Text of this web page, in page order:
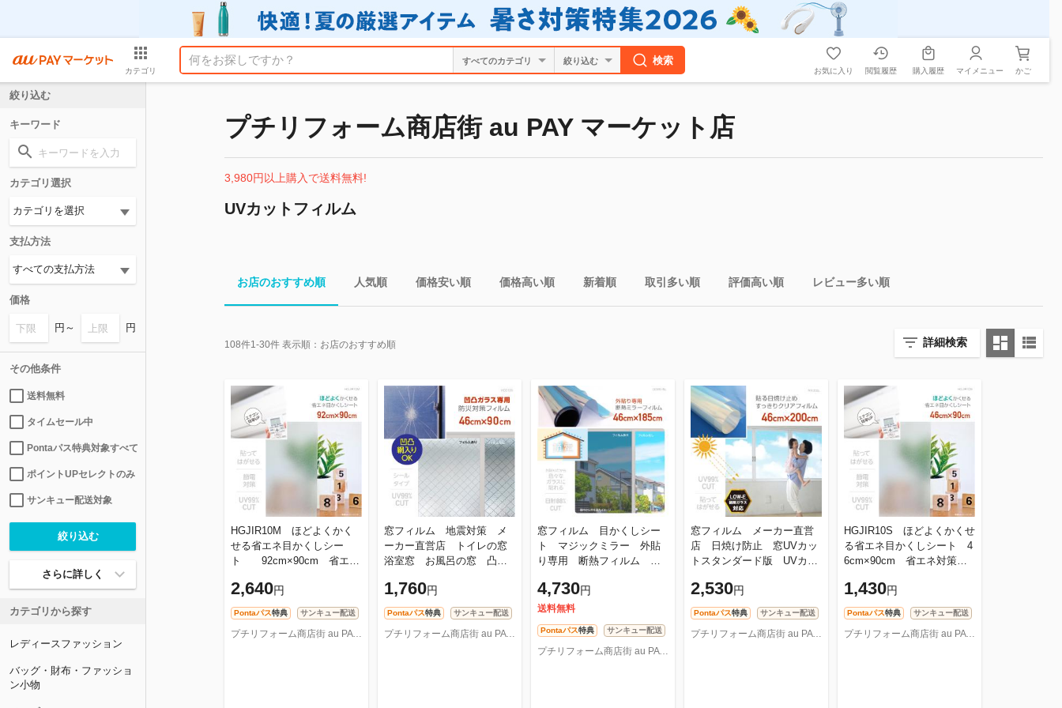
カテゴリ
絞り込む 検索
お気に入り 閲覧履歴 購入履歴 マイメニュー かご
プチリフォーム商店街 au PAY マーケット店
3,980円以上購入で送料無料!
UVカットフィルム
お店のおすすめ順 人気順 価格安い順 価格高い順 新着順 取引多い順 評価高い順 レビュー多い順
詳細検索
108件1-30件 表示順： お店のおすすめ順
HGJIR10M ほどよくかく
せる省エネ目かくしシー
ト 92cm×90cm 省エネ
2,640円
Pontaパス特典 サンキュー配送
プチリフォーム商店街 au PAY マーケット店
窓フィルム 地震対策 メ
ーカー直営店 トイレの窓
浴室窓 お風呂の窓 凸凹
飛散防止フィルム ガラ
ス飛散
1,760円
Pontaパス特典 サンキュー配送
プチリフォーム商店街 au PAY マーケット店
窓フィルム 目かくしシー
ト マジックミラー 外貼
り専用 断熱フィルム マ
46cm×185cm ガラスの
破片の飛
4,730円
送料無料
Pontaパス特典 サンキュー配送
プチリフォーム商店街 au PAY マーケット店
窓フィルム メーカー直営
店 日焼け防止 窓UVカッ
トスタンダード版 UVカッ
フィルム 無色透明タイ
プ UV波長
2,530円
Pontaパス特典 サンキュー配送
プチリフォーム商店街 au PAY マーケット店
HGJIR10S ほどよくかくせ
る省エネ目かくしシート 4
6cm×90cm 省エネ対策
1,430円
Pontaパス特典 サンキュー配送
プチリフォーム商店街 au PAY マーケット店
絞り込む
キーワード
カテゴリ選択
支払方法
価格
円～ 円
その他条件
送料無料
タイムセール中
Pontaパス特典対象すべて
ポイントUPセレクトのみ
サンキュー配送対象
さらに詳しく
カテゴリから探す
レディースファッション
バッグ・財布・ファッショ
ン小物